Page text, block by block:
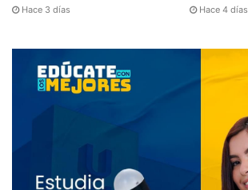
Hace 3 días Hace 4 días